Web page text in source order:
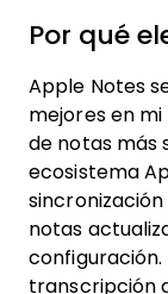
Por qué
Apple Notes
mejores en
de notas más
ecosistema
notas
configuración.
transcripción